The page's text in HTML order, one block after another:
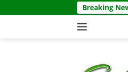
ke
Breaking